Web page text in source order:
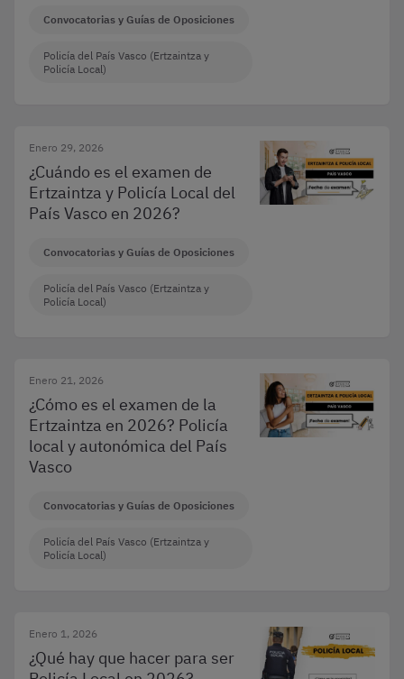
Convocatorias y Guías de Oposiciones
Policía del País Vasco (Ertzaintza y
Policía Local)
Enero 29, 2026
¿Cuándo es el examen de
Ertzaintza y Policía Local del
País Vasco en 2026?
Convocatorias y Guías de Oposiciones
Policía del País Vasco (Ertzaintza y
Policía Local)
Enero 21, 2026
¿Cómo es el examen de la
Ertzaintza en 2026? Policía
local y autonómica del País
Vasco
Convocatorias y Guías de Oposiciones
Policía del País Vasco (Ertzaintza y
Policía Local)
Enero 1, 2026
¿Qué hay que hacer para ser